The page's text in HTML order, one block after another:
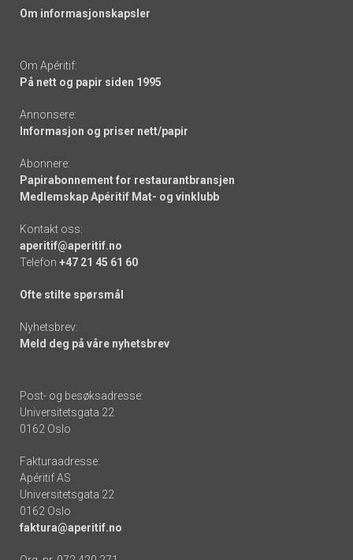
Om informasjonskapsler
Om Apéritif:
På nett og papir siden 1995
Annonsere:
Informasjon og priser nett/papir
Abonnere:
Papirabonnement for restaurantbransjen
Medlemskap Apéritif Mat- og vinklubb
Kontakt oss:
aperitif@aperitif.no
Telefon +47 21 45 61 60
Ofte stilte spørsmål
Nyhetsbrev:
Meld deg på våre nyhetsbrev
Post- og besøksadresse:
Universitetsgata 22
0162 Oslo
Fakturaadresse:
Apéritif AS
Universitetsgata 22
0162 Oslo
faktura@aperitif.no